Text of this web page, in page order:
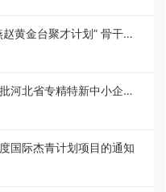
黄金台聚才计划” 骨干人
河北省专精特新中小企业
国际杰青计划项目的通知